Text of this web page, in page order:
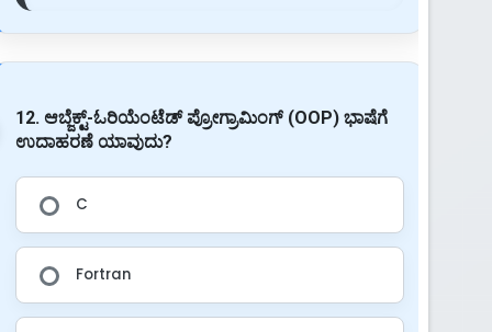
12. ಆಬ್ಜೆಕ್ಟ್-ಓರಿಯೆಂಟೆಡ್ ಪ್ರೋಗ್ರಾಮಿಂಗ್ (OOP) ಭಾಷೆಗೆ
ಉದಾಹರಣೆ ಯಾವುದು?
C
Fortran